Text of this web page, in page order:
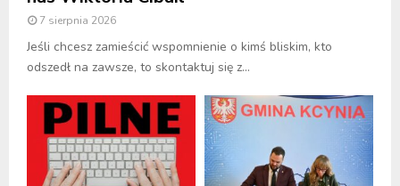
7 sierpnia 2026
Jeśli chcesz zamieścić wspomnienie o kimś bliskim, kto
odszedł na zawsze, to skontaktuj się z...